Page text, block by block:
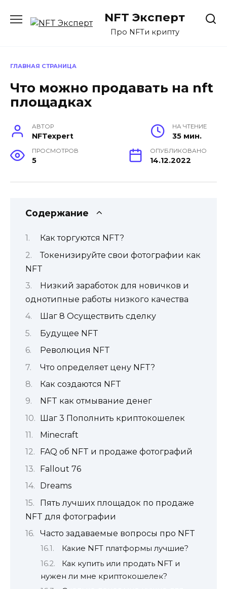
содержанию
NFT Эксперт
Про NFTи крипту
ГЛАВНАЯ СТРАНИЦА
Что можно продавать на nft
площадках
АВТОР
NFTexpert
НА ЧТЕНИЕ
35 мин.
ПРОСМОТРОВ
5
ОПУБЛИКОВАНО
14.12.2022
Содержание
Как торгуются NFT?
Токенизируйте свои фотографии как
NFT
Низкий заработок для новичков и
однотипные работы низкого качества
Шаг 8 Осуществить сделку
Будущее NFT
Революция NFT
Что определяет цену NFT?
Как создаются NFT
NFT как отмывание денег
Шаг 3 Пополнить криптокошелек
Minecraft
FAQ об NFT и продаже фотографий
Fallout 76
Dreams
Пять лучших площадок по продаже
NFT для фотографии
Часто задаваемые вопросы про NFT
Какие NFT платформы лучшие?
Как купить или продать NFT и
нужен ли мне криптокошелек?